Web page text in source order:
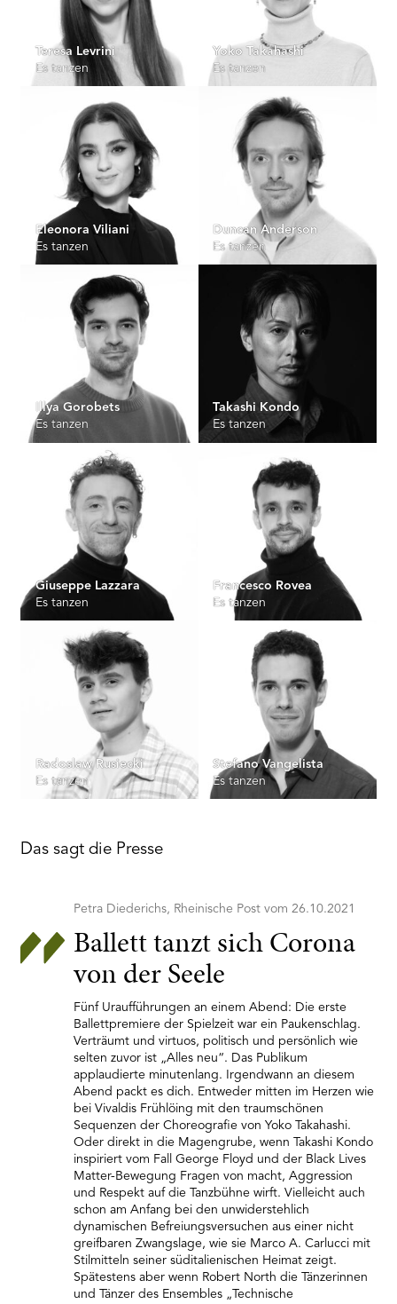
Teresa Levrini
Es tanzen
Yoko Takahashi
Es tanzen
Eleonora Viliani
Es tanzen
Duncan Anderson
Es tanzen
Illya Gorobets
Es tanzen
Takashi Kondo
Es tanzen
Giuseppe Lazzara
Es tanzen
Francesco Rovea
Es tanzen
Radoslaw Rusiecki
Es tanzen
Stefano Vangelista
Es tanzen
Das sagt die Presse
Petra Diederichs, Rheinische Post vom 26.10.2021
Ballett tanzt sich Corona
von der Seele
Fünf Uraufführungen an einem Abend: Die erste
Ballettpremiere der Spielzeit war ein Paukenschlag.
Verträumt und virtuos, politisch und persönlich wie
selten zuvor ist „Alles neu“. Das Publikum
applaudierte minutenlang. Irgendwann an diesem
Abend packt es dich. Entweder mitten im Herzen wie
bei Vivaldis Frühlöing mit den traumschönen
Sequenzen der Choreografie von Yoko Takahashi.
Oder direkt in die Magengrube, wenn Takashi Kondo
inspiriert vom Fall George Floyd und der Black Lives
Matter-Bewegung Fragen von macht, Aggression
und Respekt auf die Tanzbühne wirft. Vielleicht auch
schon am Anfang bei den unwiderstehlich
dynamischen Befreiungsversuchen aus einer nicht
greifbaren Zwangslage, wie sie Marco A. Carlucci mit
Stilmitteln seiner süditalienischen Heimat zeigt.
Spätestens aber wenn Robert North die Tänzerinnen
und Tänzer des Ensembles „Technische